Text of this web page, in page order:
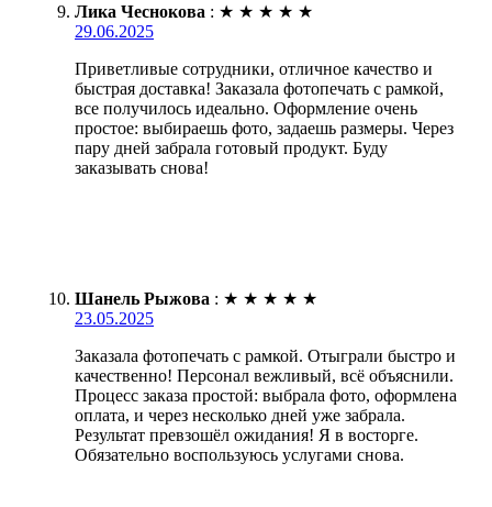
Лика Чеснокова : ★ ★ ★ ★ ★
29.06.2025
Приветливые сотрудники, отличное качество и
быстрая доставка! Заказала фотопечать с рамкой,
все получилось идеально. Оформление очень
простое: выбираешь фото, задаешь размеры. Через
пару дней забрала готовый продукт. Буду
заказывать снова!
Шанель Рыжова : ★ ★ ★ ★ ★
23.05.2025
Заказала фотопечать с рамкой. Отыграли быстро и
качественно! Персонал вежливый, всё объяснили.
Процесс заказа простой: выбрала фото, оформлена
оплата, и через несколько дней уже забрала.
Результат превзошёл ожидания! Я в восторге.
Обязательно воспользуюсь услугами снова.